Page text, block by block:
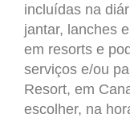
incluídas na
jantar, lanches
em resorts e
serviços e/ou
Resort, em
escolher, na